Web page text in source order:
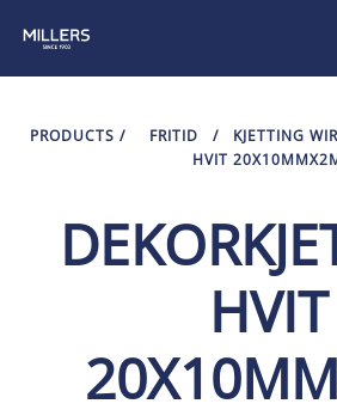
PRODUKTER
KONTAKT
PRODUCTS / FRITID / KJETTING
HVIT
HVIT